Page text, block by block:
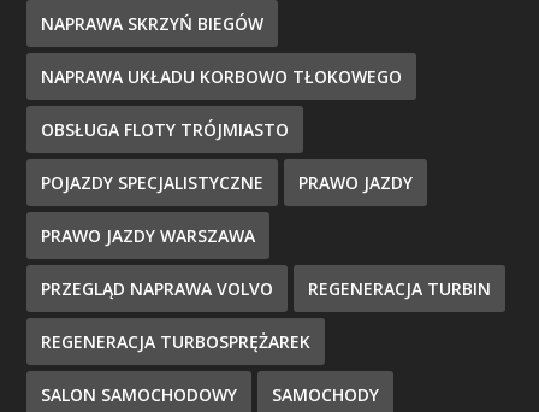
NAPRAWA SKRZYŃ BIEGÓW
NAPRAWA UKŁADU KORBOWO TŁOKOWEGO
OBSŁUGA FLOTY TRÓJMIASTO
POJAZDY SPECJALISTYCZNE PRAWO JAZDY
PRAWO JAZDY WARSZAWA
PRZEGLĄD NAPRAWA VOLVO REGENERACJA TURBIN
REGENERACJA TURBOSPRĘŻAREK
SALON SAMOCHODOWY SAMOCHODY